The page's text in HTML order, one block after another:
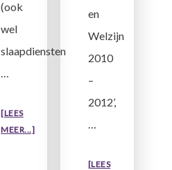
(ook
wel
slaapdiensten
…
[LEES
MEER...]OVERWIJZIGING
en
Welzijn
2010
–
2012’,
[LEES